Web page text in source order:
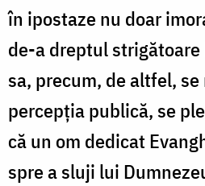
în ipostaze nu doar
de-a dreptul strigătoare
sa, precum, de altfel, se
percepţia publică, se
că un om dedicat
spre a sluji lui